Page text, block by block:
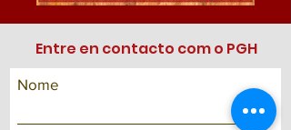
Entre en contacto com o PGH
Nome